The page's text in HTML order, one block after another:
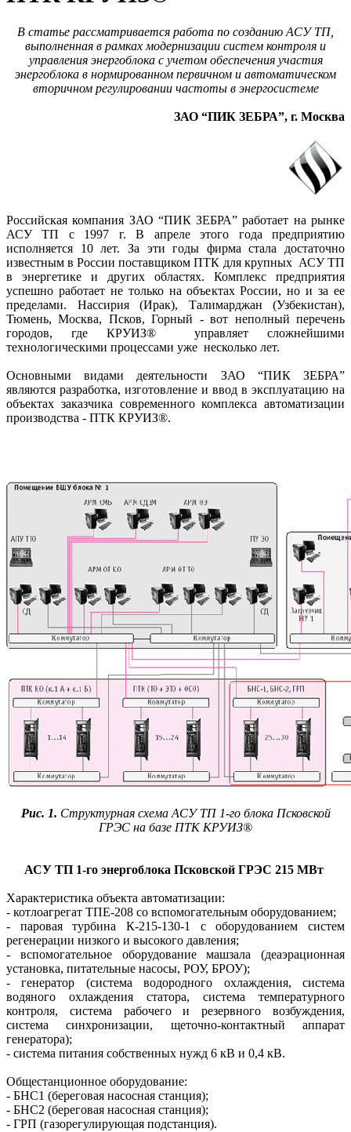
В статье рассматривается работа по созданию АСУ ТП,
выполненная в рамках модернизации систем контроля и
управления энергоблока с учетом обеспечения участия
энергоблока в нормированном первичном и автоматическом
вторичном регулировании частоты в энергосистеме
ЗАО “ПИК ЗЕБРА”, г. Москва
Российская компания ЗАО “ПИК ЗЕБРА” работает на рынке
АСУ ТП с 1997 г. В апреле этого года предприятию
исполняется 10 лет. За эти годы фирма стала достаточно
известным в России поставщиком ПТК для крупных АСУ ТП
в энергетике и других областях. Комплекс предприятия
успешно работает не только на объектах России, но и за ее
пределами. Нассирия (Ирак), Талимарджан (Узбекистан),
Тюмень, Москва, Псков, Горный - вот неполный перечень
городов, где КРУИЗ® управляет сложнейшими
технологическими процессами уже несколько лет.
Основными видами деятельности ЗАО “ПИК ЗЕБРА”
являются разработка, изготовление и ввод в эксплуатацию на
объектах заказчика современного комплекса автоматизации
производства - ПТК КРУИЗ®.
Рис. 1. Структурная схема АСУ ТП 1-го блока Псковской
ГРЭС на базе ПТК КРУИЗ®
АСУ ТП 1-го энергоблока Псковской ГРЭС 215 МВт
Характеристика объекта автоматизации:
- котлоагрегат ТПЕ-208 со вспомогательным оборудованием;
- паровая турбина К-215-130-1 с оборудованием систем
регенерации низкого и высокого давления;
- вспомогательное оборудование машзала (деаэрационная
установка, питательные насосы, РОУ, БРОУ);
- генератор (система водородного охлаждения, система
водяного охлаждения статора, система температурного
контроля, система рабочего и резервного возбуждения,
система синхронизации, щеточно-контактный аппарат
генератора);
- система питания собственных нужд 6 кВ и 0,4 кВ.
Общестанционное оборудование:
- БНС1 (береговая насосная станция);
- БНС2 (береговая насосная станция);
- ГРП (газорегулирующая подстанция).